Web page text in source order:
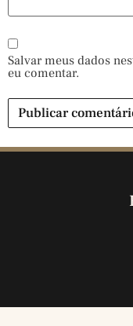
Salvar meus dados
eu comentar.